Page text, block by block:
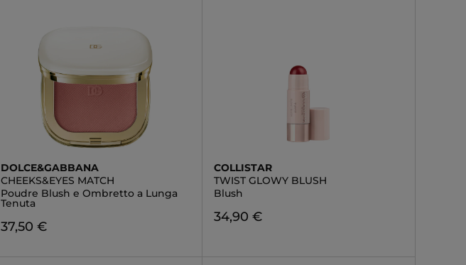
DOLCE&GABBANA
CHEEKS&EYES MATCH
Poudre Blush e Ombretto a Lunga
Tenuta
37,50 €
COLLISTAR
TWIST GLOWY BLUSH
Blush
34,90 €